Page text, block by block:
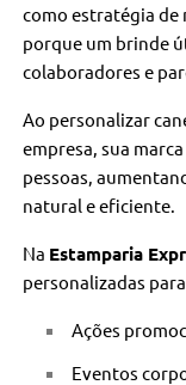
como estratégia de
porque um brinde
colaboradores e
Ao personalizar
empresa, sua
pessoas,
natural e eficiente.
Na Estamparia
personalizadas
Ações
Eventos